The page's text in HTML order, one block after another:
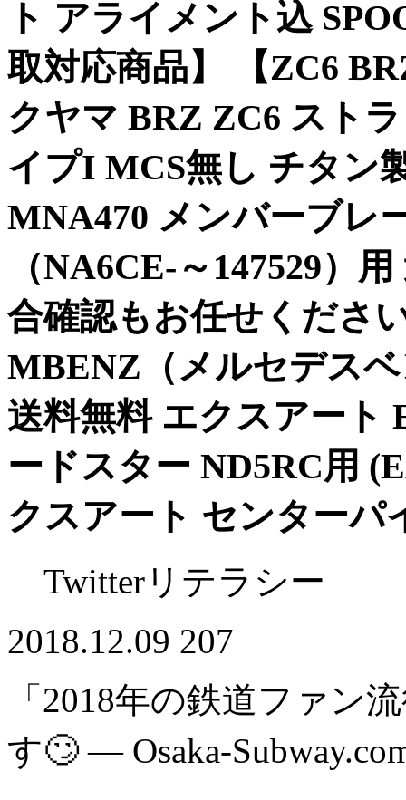
ト アライメント込
取対応商品】 【ZC6
クヤマ BRZ ZC6 スト
イプI MCS無し チタン
MNA470 メンバーブレ
（NA6CE-～147529）
合確認もお任せくださ
MBENZ（メルセデス
送料無料 エクスアート
ードスター ND5RC用
クスアート センターパ
Twitterリテラシー
2018.12.09 207
「2018年の鉄道ファン
す🙄 — Osaka-